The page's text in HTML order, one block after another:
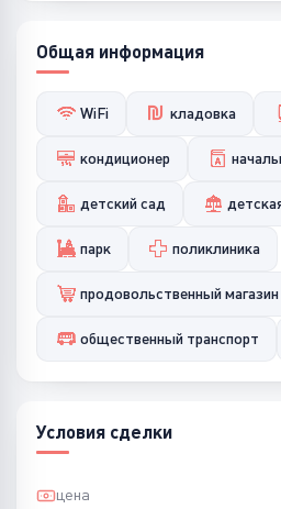
Общая информация
WiFi кладовка
кондиционер
детский сад
парк поликлиника
продовольственный магазин
общественный транспорт
Условия сделки
цена